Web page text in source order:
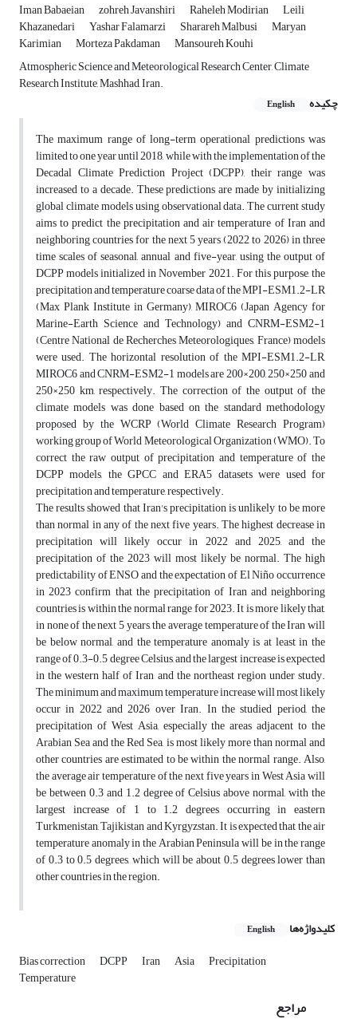
Iman Babaeian zohreh Javanshiri Raheleh Modirian Leili
Khazanedari Yashar Falamarzi Sharareh Malbusi Maryan
Karimian Morteza Pakdaman
Mansoureh Kouhi
Atmospheric Science and Meteorological Research Center, Climate
Research Institute, Mashhad, Iran.
چکیده
English
The maximum range of long-term operational predictions was
limited to one year until 2018, while with the implementation of the
Decadal Climate Prediction Project (DCPP), their range was
increased to a decade. These predictions are made by initializing
global climate models using observational data. The current study
aims to predict the precipitation and air temperature of Iran and
neighboring countries for the next 5 years (2022 to 2026) in three
time scales of seasonal, annual and five-year, using the output of
DCPP models initialized in November 2021. For this purpose, the
precipitation and temperature coarse data of the MPI-ESM1.2-LR
(Max Plank Institute in Germany), MIROC6 (Japan Agency for
Marine-Earth Science and Technology) and CNRM-ESM2-1
(Centre National de Recherches Meteorologiques, France) models
were used. The horizontal resolution of the MPI-ESM1.2-LR,
MIROC6 and CNRM-ESM2-1 models are 200×200, 250×250 and
250×250 km, respectively. The correction of the output of the
climate models was done based on the standard methodology
proposed by the WCRP (World Climate Research Program)
working group of World Meteorological Organization (WMO). To
correct the raw output of precipitation and temperature of the
DCPP models, the GPCC and ERA5 datasets were used for
precipitation and temperature, respectively.
The results showed that Iran's precipitation is unlikely to be more
than normal in any of the next five years. The highest decrease in
precipitation will likely occur in 2022 and 2025, and the
precipitation of the 2023 will most likely be normal. The high
predictability of ENSO and the expectation of El Niño occurrence
in 2023 confirm that the precipitation of Iran and neighboring
countries is within the normal range for 2023. It is more likely that,
in none of the next 5 years, the average temperature of the Iran will
be below normal, and the temperature anomaly is at least in the
range of 0.3-0.5 degree Celsius, and the largest increase is expected
in the western half of Iran and the northeast region under study.
The minimum and maximum temperature increase will most likely
occur in 2022 and 2026 over Iran. In the studied period, the
precipitation of West Asia, especially the areas adjacent to the
Arabian Sea and the Red Sea, is most likely more than normal and
other countries are estimated to be within the normal range. Also,
the average air temperature of the next five years in West Asia will
be between 0.3 and 1.2 degree of Celsius above normal, with the
largest increase of 1 to 1.2 degrees occurring in eastern
Turkmenistan, Tajikistan and Kyrgyzstan. It is expected that the air
temperature anomaly in the Arabian Peninsula will be in the range
of 0.3 to 0.5 degrees, which will be about 0.5 degrees lower than
other countries in the region.
کلیدواژه‌ها English
Bias correction DCPP Iran Asia Precipitation
Temperature
مراجع